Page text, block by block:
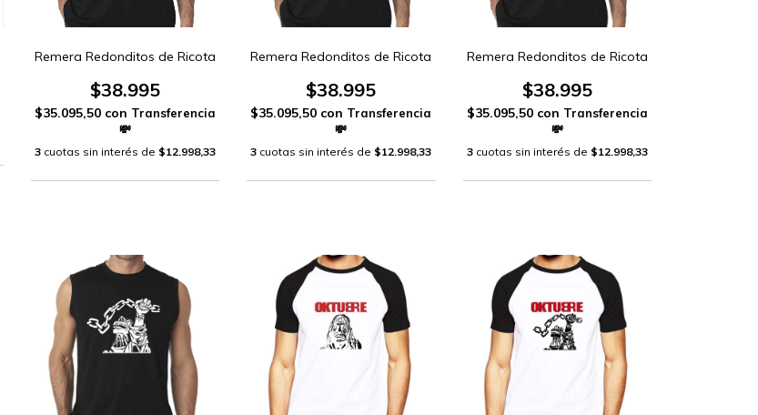
Remera Redonditos de Ricota
$38.995
$35.095,50 con
3 cuotas sin interés de $12.998,33
Remera Redonditos de Ricota
$38.995
$35.095,50 con
3 cuotas sin interés de $12.998,33
Remera Redonditos de Ricota
$38.995
$35.095,50 con
3 cuotas sin interés de $12.998,33